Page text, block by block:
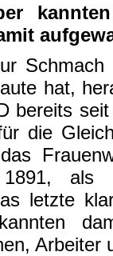
hat,
bereits
die
als
letzte
Arbeiter